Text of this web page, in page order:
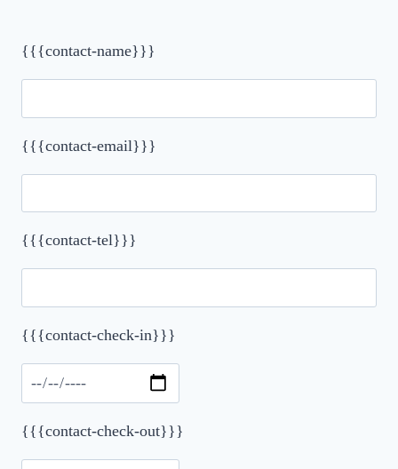
{{{contact-name}}}
{{{contact-email}}}
{{{contact-tel}}}
Please leave this field empty.
{{{contact-check-in}}}
{{{contact-check-out}}}